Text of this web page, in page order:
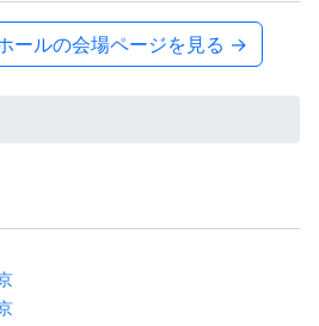
ールの会場ページを見る →